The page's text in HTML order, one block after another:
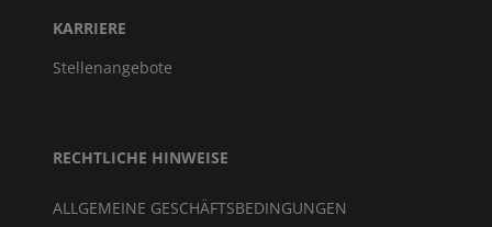
KARRIERE
Stellenangebote
RECHTLICHE HINWEISE
ALLGEMEINE GESCHÄFTSBEDINGUNGEN